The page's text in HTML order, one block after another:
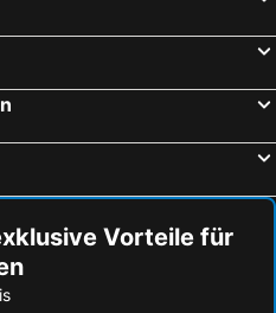
Pustertal
Miramare
Koper
Flughafen Venedig-Tessera
Vorteile für